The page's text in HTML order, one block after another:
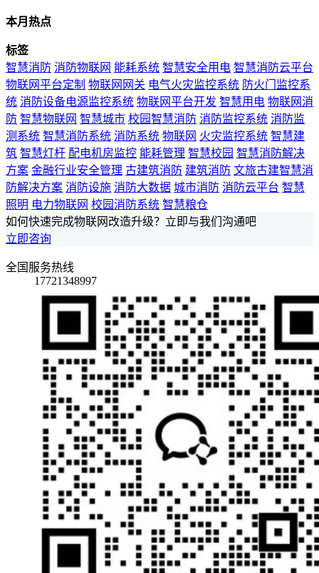
本月热点
标签
智慧消防 消防物联网 能耗系统 智慧安全用电 智慧消防云平台
物联网平台定制 物联网网关 电气火灾监控系统 防火门监控系
统 消防设备电源监控系统 物联网平台开发 智慧用电 物联网消
防 智慧物联网 智慧城市 校园智慧消防 消防监控系统 消防监
测系统 智慧消防系统 消防系统 物联网 火灾监控系统 智慧建
筑 智慧灯杆 配电机房监控 能耗管理 智慧校园 智慧消防解决
方案 金融行业安全管理 古建筑消防 建筑消防 文旅古建智慧消
防解决方案 消防设施 消防大数据 城市消防 消防云平台 智慧
照明 电力物联网 校园消防系统 智慧粮仓
如何快速完成物联网改造升级？立即与我们沟通吧
立即咨询
全国服务热线
17721348997